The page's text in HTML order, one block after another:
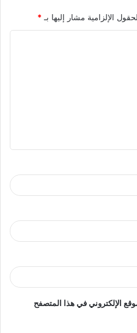
الإلزامية مشار إليها بـ*
الإلكتروني في هذا المتصفح